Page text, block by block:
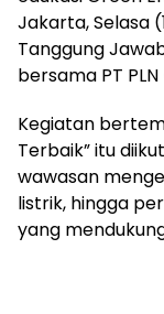
Jakarta, Selasa
Tanggung
bersama PT
Kegiatan
Terbaik” itu
wawasan
listrik, hingga
yang